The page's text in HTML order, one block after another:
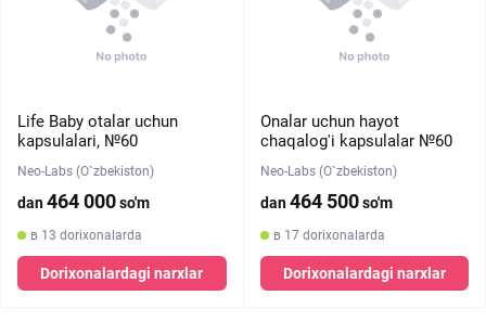
Life Baby otalar uchun
kapsulalari, №60
Neo-Labs (O`zbekiston)
dan464 000so'm
в 13 dorixonalarda
Dorixonalardagi narxlar
Onalar uchun hayot
chaqalog'i kapsulalar №60
Neo-Labs (O`zbekiston)
dan464 500so'm
в 17 dorixonalarda
Dorixonalardagi narxlar